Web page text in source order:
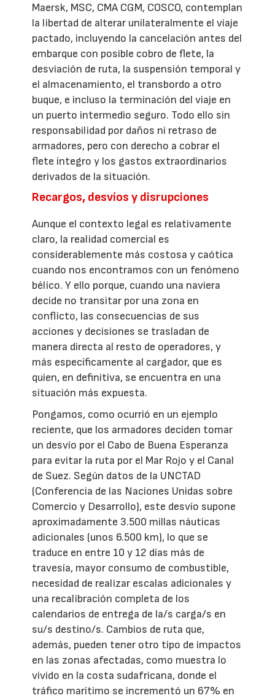
Maersk, MSC, CMA CGM, COSCO, contemplan
la libertad de alterar unilateralmente el viaje
pactado, incluyendo la cancelación antes del
embarque con posible cobro de flete, la
desviación de ruta, la suspensión temporal y
el almacenamiento, el transbordo a otro
buque, e incluso la terminación del viaje en
un puerto intermedio seguro. Todo ello sin
responsabilidad por daños ni retraso de
armadores, pero con derecho a cobrar el
flete íntegro y los gastos extraordinarios
derivados de la situación.
Recargos, desvíos y disrupciones
Aunque el contexto legal es relativamente
claro, la realidad comercial es
considerablemente más costosa y caótica
cuando nos encontramos con un fenómeno
bélico. Y ello porque, cuando una naviera
decide no transitar por una zona en
conflicto, las consecuencias de sus
acciones y decisiones se trasladan de
manera directa al resto de operadores, y
más específicamente al cargador, que es
quien, en definitiva, se encuentra en una
situación más expuesta.
Pongamos, como ocurrió en un ejemplo
reciente, que los armadores deciden tomar
un desvío por el Cabo de Buena Esperanza
para evitar la ruta por el Mar Rojo y el Canal
de Suez. Según datos de la UNCTAD
(Conferencia de las Naciones Unidas sobre
Comercio y Desarrollo), este desvío supone
aproximadamente 3.500 millas náuticas
adicionales (unos 6.500 km), lo que se
traduce en entre 10 y 12 días más de
travesía, mayor consumo de combustible,
necesidad de realizar escalas adicionales y
una recalibración completa de los
calendarios de entrega de la/s carga/s en
su/s destino/s. Cambios de ruta que,
además, pueden tener otro tipo de impactos
en las zonas afectadas, como muestra lo
vivido en la costa sudafricana, donde el
tráfico marítimo se incrementó un 67% en